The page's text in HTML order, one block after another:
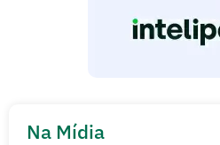
Na Mídia